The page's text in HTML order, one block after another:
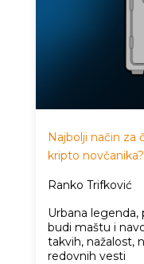
Najbolji način za
kripto novčanika?
Ranko Trifković
Urbana legenda,
budi maštu i
takvih, nažalost,
redovnih vesti